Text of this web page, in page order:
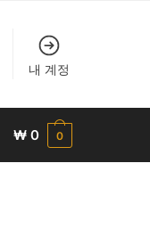
내 계정
₩ 0 0